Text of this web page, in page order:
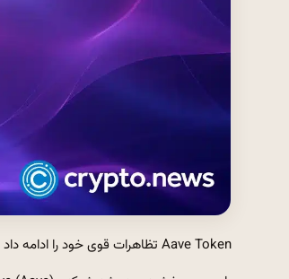
Aave Token تظاهرات قوی خود را ادامه داد ، از اول فوریه به بالاترین نقطه خود رسید و 180 درصد از پایین ترین سطح در 7 آوریل افزایش یافت.